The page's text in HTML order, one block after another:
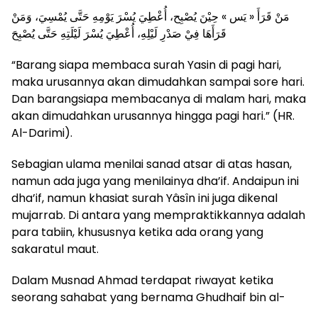
مَنْ قَرَأَ « يَس » حِيْنَ يُصْبِح، أُعْطِيَ يُسْرَ يَوْمِهِ حَتَّى يُمْسِيَ، وَمَنْ
قَرَأَهَا فِيْ صَدْرِ لَيْلِهِ، أُعْطِيَ يُسْرَ لَيْلَتِهِ حَتَّى يُصْبِحَ
“Barang siapa membaca surah Yasin di pagi hari,
maka urusannya akan dimudahkan sampai sore hari.
Dan barangsiapa membacanya di malam hari, maka
akan dimudahkan urusannya hingga pagi hari.” (HR.
Al-Darimi).
Sebagian ulama menilai sanad atsar di atas hasan,
namun ada juga yang menilainya dha’if. Andaipun ini
dha’if, namun khasiat surah Yâsîn ini juga dikenal
mujarrab. Di antara yang mempraktikkannya adalah
para tabiin, khususnya ketika ada orang yang
sakaratul maut.
Dalam Musnad Ahmad terdapat riwayat ketika
seorang sahabat yang bernama Ghudhaif bin al-